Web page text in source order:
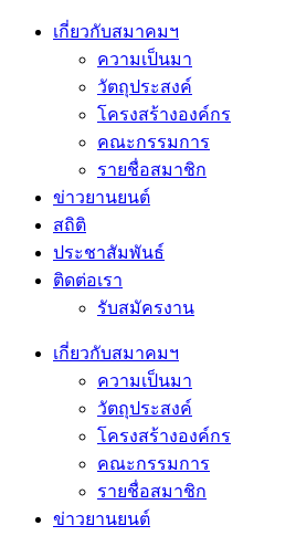
เกี่ยวกับสมาคมฯ
ความเป็นมา
วัตถุประสงค์
โครงสร้างองค์กร
คณะกรรมการ
รายชื่อสมาชิก
ข่าวยานยนต์
สถิติ
ประชาสัมพันธ์
ติดต่อเรา
รับสมัครงาน
เกี่ยวกับสมาคมฯ
ความเป็นมา
วัตถุประสงค์
โครงสร้างองค์กร
คณะกรรมการ
รายชื่อสมาชิก
ข่าวยานยนต์